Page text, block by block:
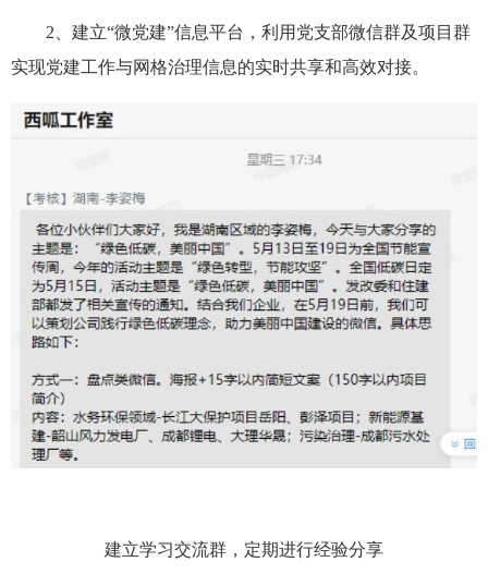
2、建立“微党建”信息平台，利用党支部微信群及项目群
实现党建工作与网格治理信息的实时共享和高效对接。
建立学习交流群，定期进行经验分享